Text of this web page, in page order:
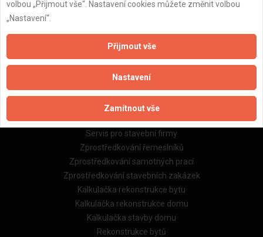
Obchodní podmínky (rozpočtování)
Reference
Naše excelové tabulky online
Naše služby
Servis pro stavební firmy
Zprostředkování řemeslníků
Zprostředkování samotných prací
Zprostředkování stavebních zakázek
Kalkulačka rekonstrukce bytu
Kalkulačka rekonstrukce domu
Kalkulačka stavby domu
Rekonstrukce bytů
volbou „Přijmout vše“. Nastavení cookies můžete změnit volbou
„Nastavení“.
Přijmout vše
Nastavení
Zamítnout vše